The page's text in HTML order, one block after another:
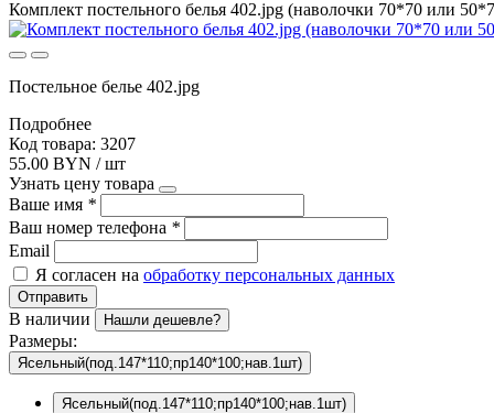
Комплект постельного белья 402.jpg (наволочки 70*70 или
Постельное белье 402.jpg
Подробнее
Код товара: 3207
55.00 BYN / шт
Узнать цену товара
Ваше имя *
Ваш номер телефона *
Email
Я согласен на обработку персональных данных
Отправить
В наличии Нашли дешевле?
Размеры:
Ясельный(под.147*110;пр140*100;нав.1шт)
Ясельный(под.147*110;пр140*100;нав.1шт)